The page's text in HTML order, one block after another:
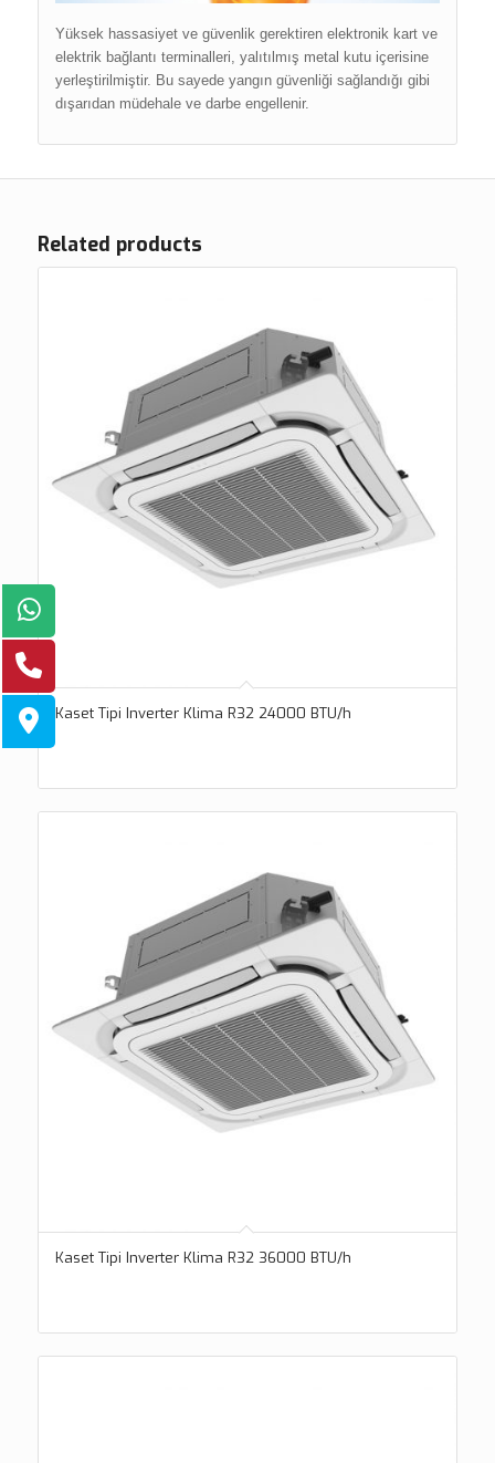
Yüksek hassasiyet ve güvenlik gerektiren elektronik kart ve
elektrik bağlantı terminalleri, yalıtılmış metal kutu içerisine
yerleştirilmiştir. Bu sayede yangın güvenliği sağlandığı gibi
dışarıdan müdehale ve darbe engellenir.
Related products
Kaset Tipi Inverter Klima R32 24000 BTU/h
Kaset Tipi Inverter Klima R32 36000 BTU/h